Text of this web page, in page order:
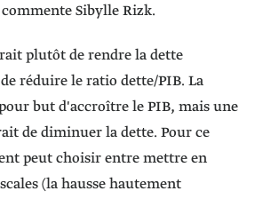
Sibylle Rizk.
plutôt de rendre la dette
réduire le ratio dette/PIB. La
but d'accroître le PIB, mais une
de diminuer la dette. Pour ce
peut choisir entre mettre en
(la hausse hautement